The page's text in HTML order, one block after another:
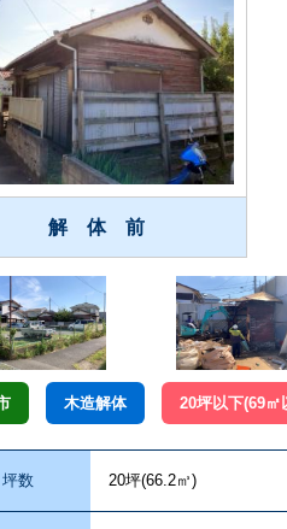
解 体 前
木造解体 20坪以下(69㎡
坪数 20坪(66.2㎥)